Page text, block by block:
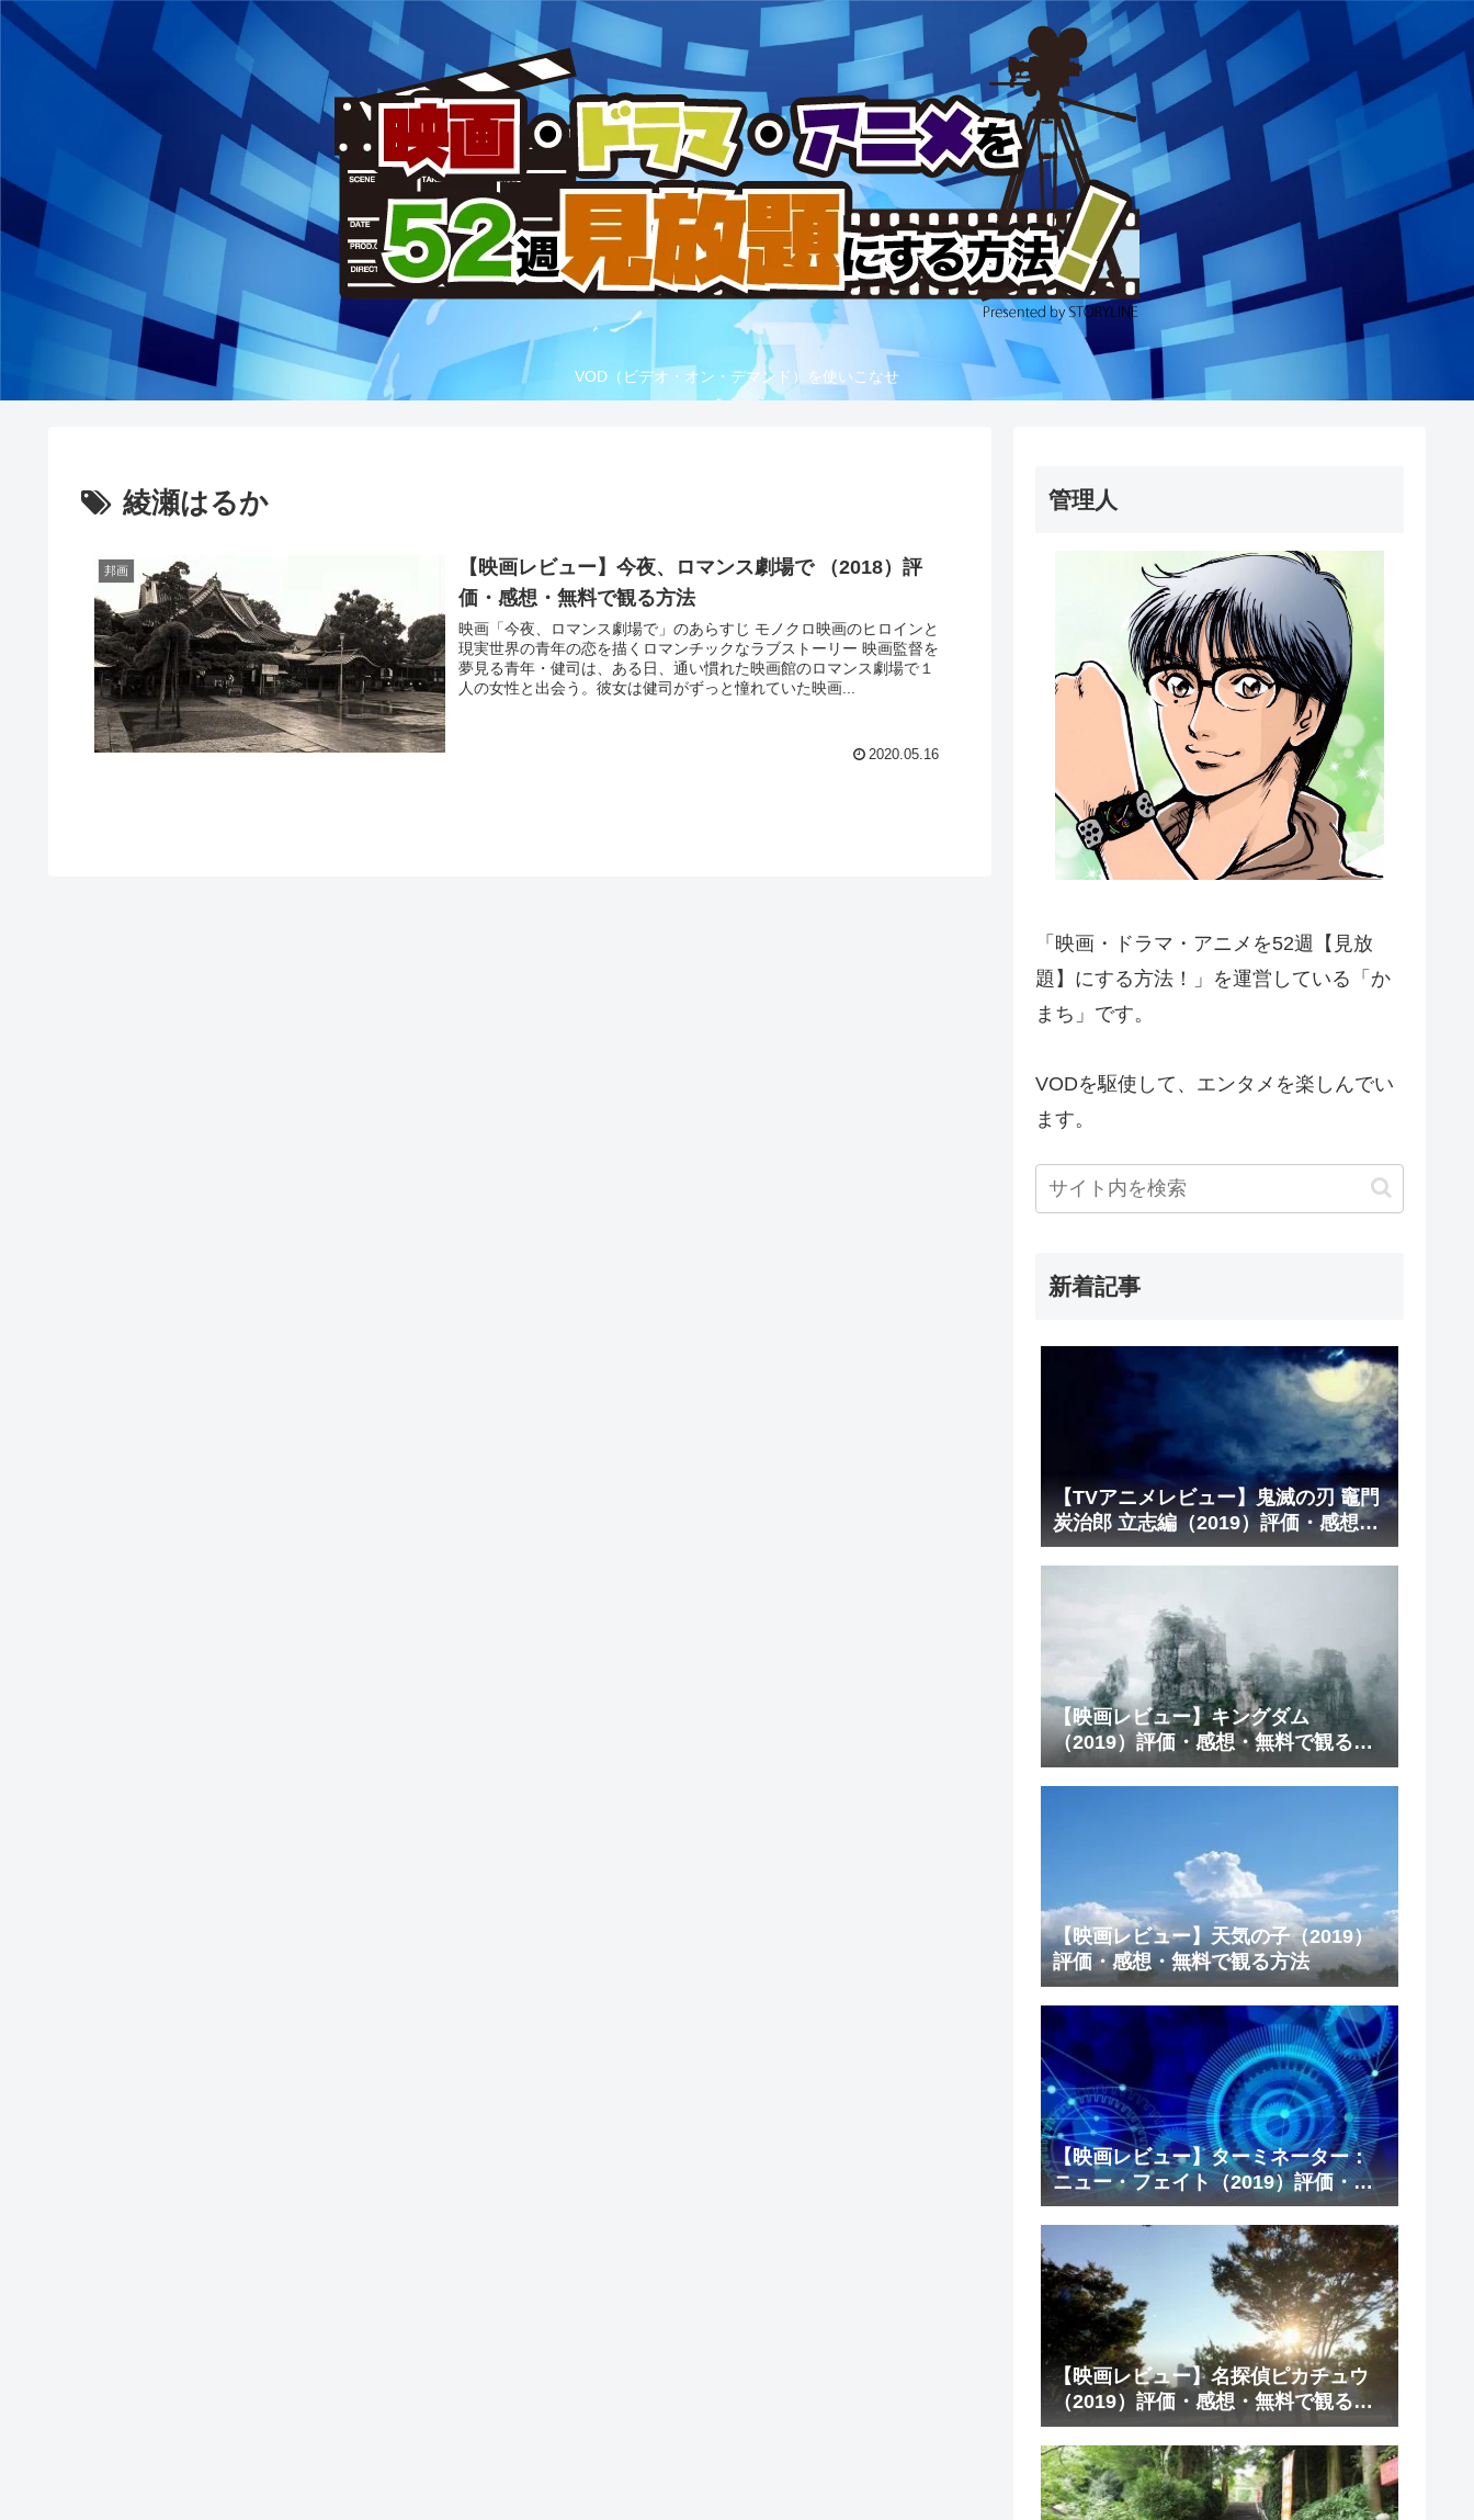
VOD（ビデオ・オン・デマンド）を使いこなせ
綾瀬はるか
邦画
【映画レビュー】今夜、ロマンス劇場で （2018）評
価・感想・無料で観る方法
映画「今夜、ロマンス劇場で」のあらすじ モノクロ映画のヒロインと
現実世界の青年の恋を描くロマンチックなラブストーリー 映画監督を
夢見る青年・健司は、ある日、通い慣れた映画館のロマンス劇場で１
人の女性と出会う。彼女は健司がずっと憧れていた映画...
2020.05.16
管理人
「映画・ドラマ・アニメを52週【見放
題】にする方法！」を運営している「か
まち」です。
VODを駆使して、エンタメを楽しんでい
ます。
新着記事
【TVアニメレビュー】鬼滅の刃 竈門
炭治郎 立志編（2019）評価・感想・
無料で観る方法
【映画レビュー】キングダム
（2019）評価・感想・無料で観る方
法
【映画レビュー】天気の子（2019）
評価・感想・無料で観る方法
【映画レビュー】ターミネーター：
ニュー・フェイト（2019）評価・感
想・無料で観る方法
【映画レビュー】名探偵ピカチュウ
（2019）評価・感想・無料で観る方
法